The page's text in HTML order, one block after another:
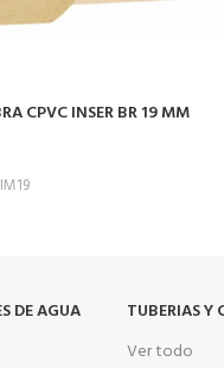
CPVC INSER BR 19 MM
DE AGUA
TUBERIAS Y
Ver todo